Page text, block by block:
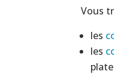
Vous
les
les